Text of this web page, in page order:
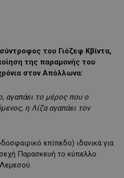
του Γιόζεφ Κβίντα,
της παραμονής του
στον Απόλλωνα:
αγαπάει το μέρος που ο
η Λίζα αγαπάει τον
επίπεδο) ιδανικά για
Παρασκευή το κύπελλο